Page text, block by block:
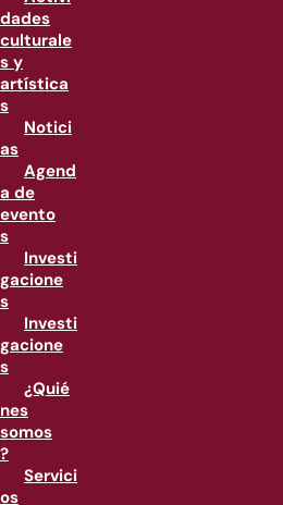
dades
culturale
s y
artística
s
Notici
as
Agend
a de
evento
s
Investi
gacione
s
Investi
gacione
s
¿Quié
nes
somos
?
Servici
os